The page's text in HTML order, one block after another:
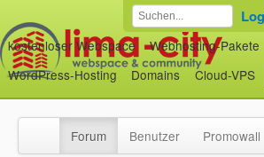
kostenloser Webspace
Webhosting-Pakete
WordPress-Hosting
Domains Cloud-VPS
Forum Benutzer Promowall